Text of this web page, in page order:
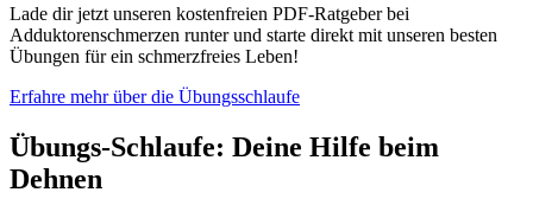
Lade dir jetzt unseren kostenfreien PDF-Ratgeber bei
Adduktorenschmerzen runter und starte direkt mit unseren besten
Übungen für ein schmerzfreies Leben!
Erfahre mehr über die Übungsschlaufe
Übungs-Schlaufe: Deine Hilfe beim
Dehnen